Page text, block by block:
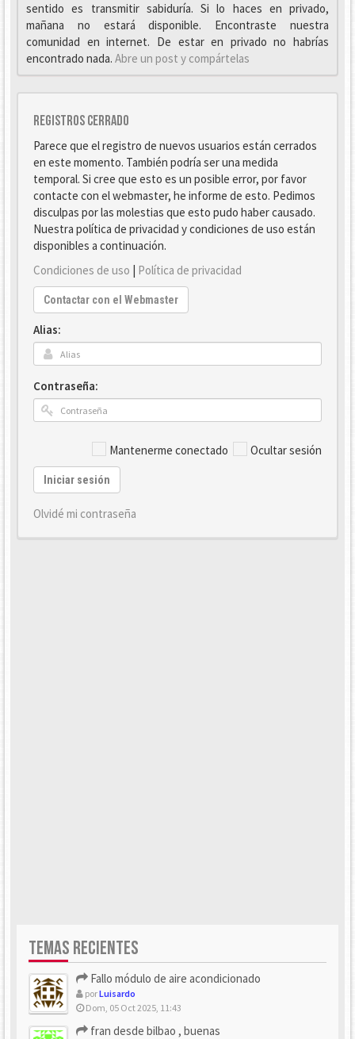
sentido es transmitir sabiduría. Si lo haces en privado,
mañana no estará disponible. Encontraste nuestra
comunidad en internet. De estar en privado no habrías
encontrado nada. Abre un post y compártelas
Registros cerrado
Parece que el registro de nuevos usuarios están cerrados
en este momento. También podría ser una medida
temporal. Si cree que esto es un posible error, por favor
contacte con el webmaster, he informe de esto. Pedimos
disculpas por las molestias que esto pudo haber causado.
Nuestra política de privacidad y condiciones de uso están
disponibles a continuación.
Condiciones de uso | Política de privacidad
Contactar con el Webmaster
Alias:
Contraseña:
Mantenerme conectado Ocultar sesión
Iniciar sesión
Olvidé mi contraseña
TEMAS RECIENTES
Fallo módulo de aire acondicionado
porLuisardo
Dom, 05 Oct 2025, 11:43
fran desde bilbao , buenas